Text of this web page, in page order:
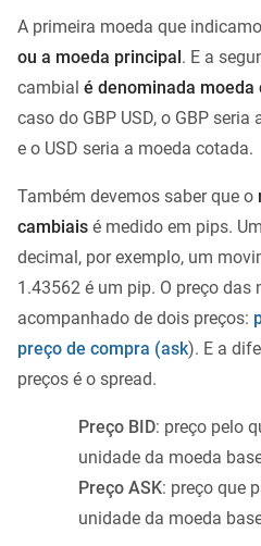
A primeira moeda que
ou a moeda principal . E a
cambial é denominada moeda
caso do GBP USD, o GBP
e o USD seria a moeda cotada.
Também devemos saber que o
cambiais é medido em pips.
decimal, por exemplo, um
1.43562 é um pip. O preço das
acompanhado de dois preços:
preço de compra (ask). E a
preços é o spread.
Preço BID: preço pelo
unidade da moeda
Preço ASK: preço que
unidade da moeda